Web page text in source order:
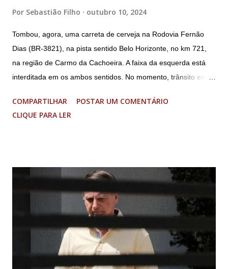
Por Sebastião Filho outubro 10, 2024
Tombou, agora, uma carreta de cerveja na Rodovia Fernão
Dias (BR-3821), na pista sentido Belo Horizonte, no km 721,
na região de Carmo da Cachoeira. A faixa da esquerda está
interditada em os ambos sentidos. No momento, trânsito está
Imagens @transitofernaodias *Por Sebastião Filho
COMPARTILHAR
POSTAR UM COMENTÁRIO
CLIQUE PARA LER